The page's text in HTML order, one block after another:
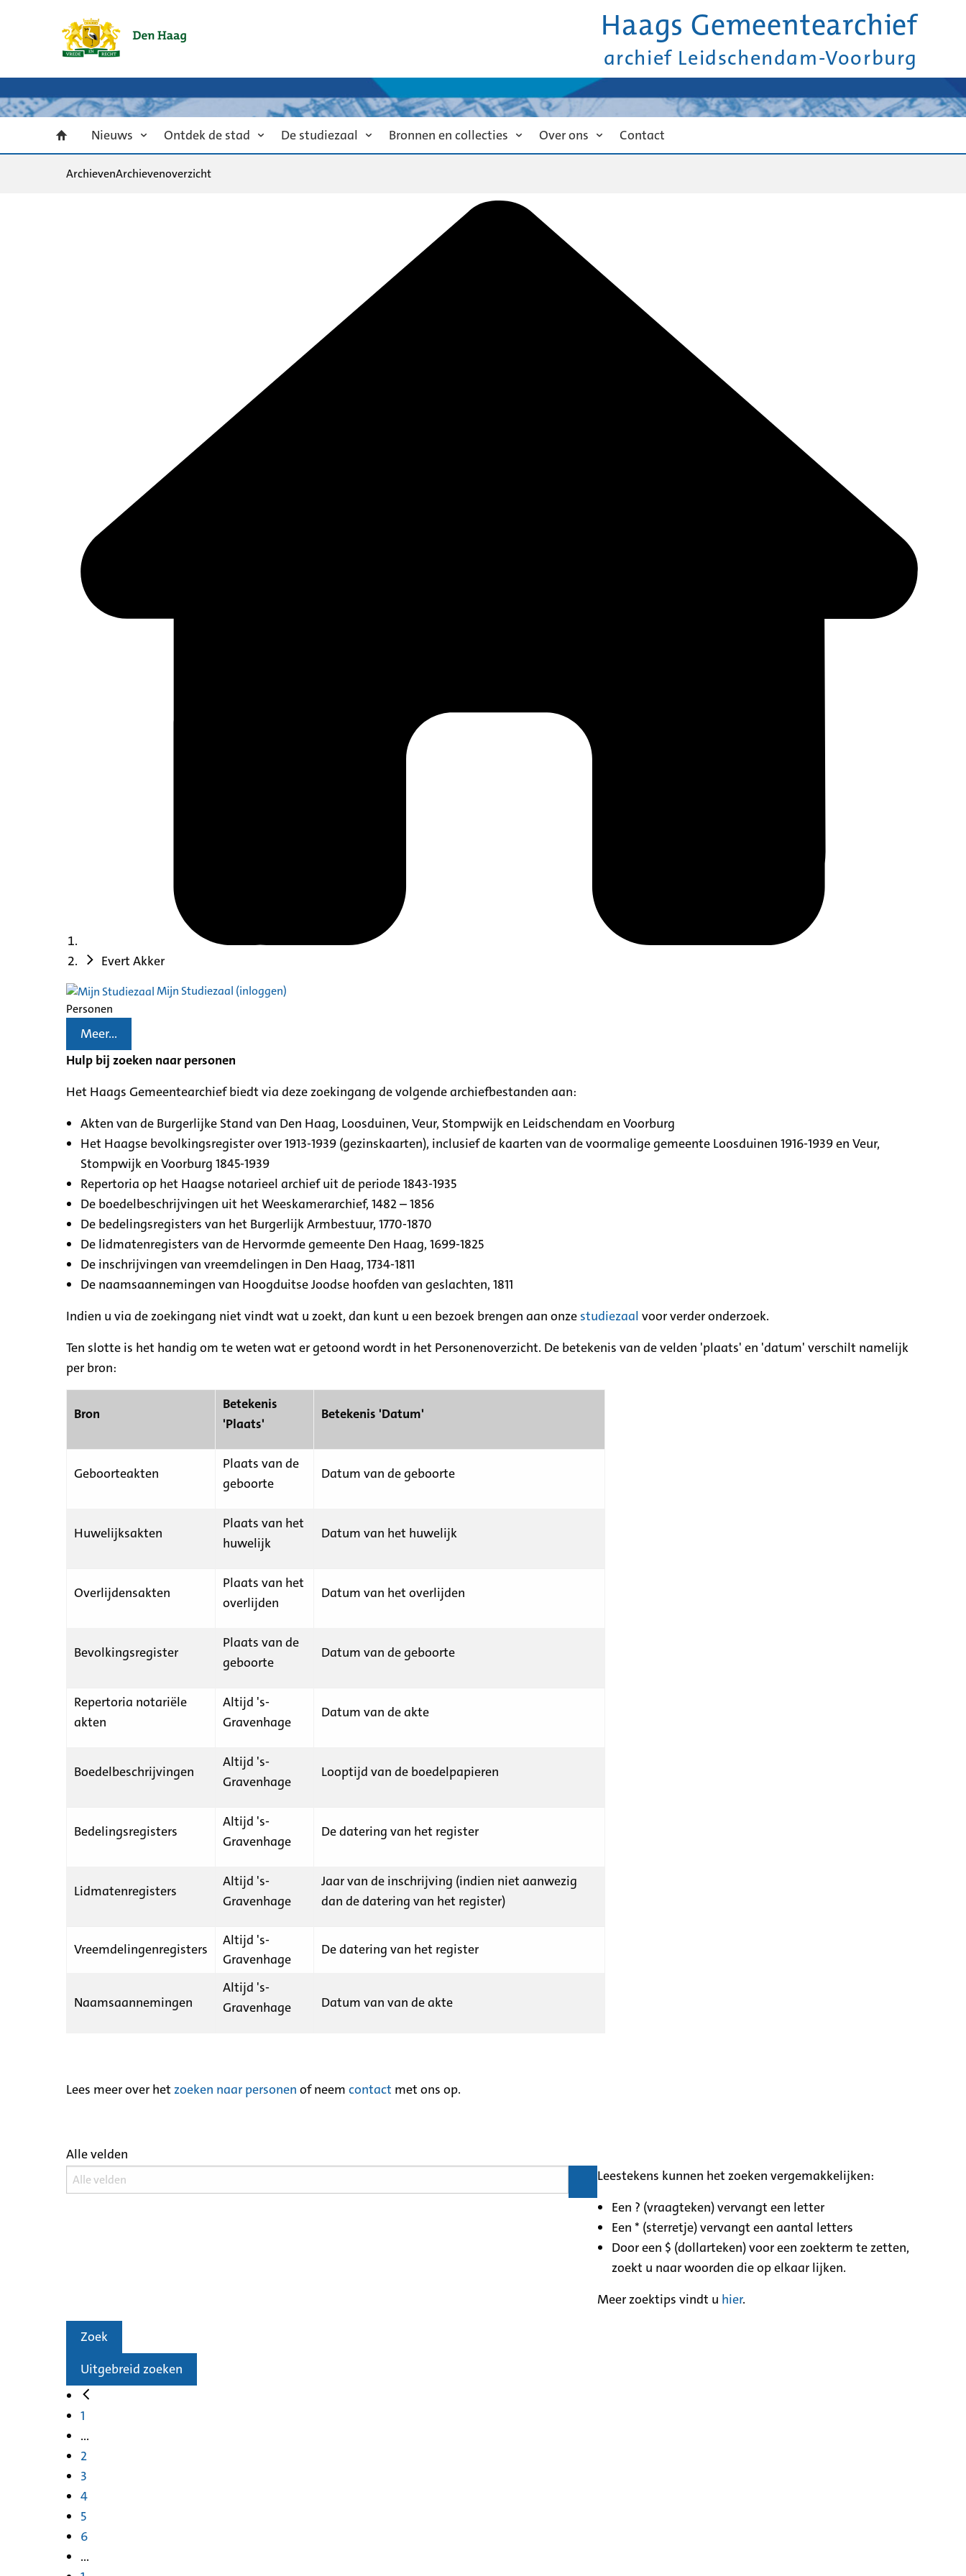
Haags Gemeentearchief
archief Leidschendam-Voorburg
Nieuws Ontdek de stad De studiezaal Bronnen en collecties Over ons Contact
ArchievenArchievenoverzicht
Evert Akker
Mijn Studiezaal (inloggen)
Personen
Meer...
Hulp bij zoeken naar personen
Het Haags Gemeentearchief biedt via deze zoekingang de volgende archiefbestanden aan:
Akten van de Burgerlijke Stand van Den Haag, Loosduinen, Veur, Stompwijk en Leidschendam en Voorburg
Het Haagse bevolkingsregister over 1913-1939 (gezinskaarten), inclusief de kaarten van de voormalige gemeente Loosduinen 1916-1939 en Veur,
Stompwijk en Voorburg 1845-1939
Repertoria op het Haagse notarieel archief uit de periode 1843-1935
De boedelbeschrijvingen uit het Weeskamerarchief, 1482 – 1856
De bedelingsregisters van het Burgerlijk Armbestuur, 1770-1870
De lidmatenregisters van de Hervormde gemeente Den Haag, 1699-1825
De inschrijvingen van vreemdelingen in Den Haag, 1734-1811
De naamsaannemingen van Hoogduitse Joodse hoofden van geslachten, 1811
Indien u via de zoekingang niet vindt wat u zoekt, dan kunt u een bezoek brengen aan onze studiezaal voor verder onderzoek.
Ten slotte is het handig om te weten wat er getoond wordt in het Personenoverzicht. De betekenis van de velden 'plaats' en 'datum' verschilt namelijk
per bron:
Bron
Betekenis
'Plaats'
Betekenis 'Datum'
Geboorteakten
Plaats van de
geboorte
Datum van de geboorte
Huwelijksakten
Plaats van het
huwelijk
Datum van het huwelijk
Overlijdensakten
Plaats van het
overlijden
Datum van het overlijden
Bevolkingsregister
Plaats van de
geboorte
Datum van de geboorte
Repertoria notariële
akten
Altijd 's-
Gravenhage
Datum van de akte
Boedelbeschrijvingen
Altijd 's-
Gravenhage
Looptijd van de boedelpapieren
Bedelingsregisters
Altijd 's-
Gravenhage
De datering van het register
Lidmatenregisters
Altijd 's-
Gravenhage
Jaar van de inschrijving (indien niet aanwezig
dan de datering van het register)
Vreemdelingenregisters
Altijd 's-
Gravenhage
De datering van het register
Naamsaannemingen
Altijd 's-
Gravenhage
Datum van van de akte
Lees meer over het zoeken naar personen of neem contact met ons op.
Alle velden
Leestekens kunnen het zoeken vergemakkelijken:
Een ? (vraagteken) vervangt een letter
Een * (sterretje) vervangt een aantal letters
Door een $ (dollarteken) voor een zoekterm te zetten,
zoekt u naar woorden die op elkaar lijken.
Meer zoektips vindt u hier.
Zoek
Uitgebreid zoeken
1
...
2
3
4
5
6
...